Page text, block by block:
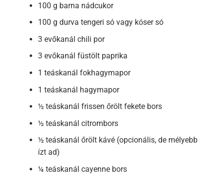
100 g barna nádcukor
100 g durva tengeri só vagy kóser só
3 evőkanál chili por
3 evőkanál füstölt paprika
1 teáskanál fokhagymapor
1 teáskanál hagymapor
½ teáskanál frissen őrölt fekete bors
½ teáskanál citrombors
½ teáskanál őrölt kávé (opcionális, de mélyebb
ízt ad)
¼ teáskanál cayenne bors